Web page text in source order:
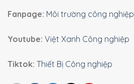
Fanpage: Môi trường công nghiệp
Youtube: Việt Xanh Công nghiệp
Tiktok: Thiết Bị Công nghiệp